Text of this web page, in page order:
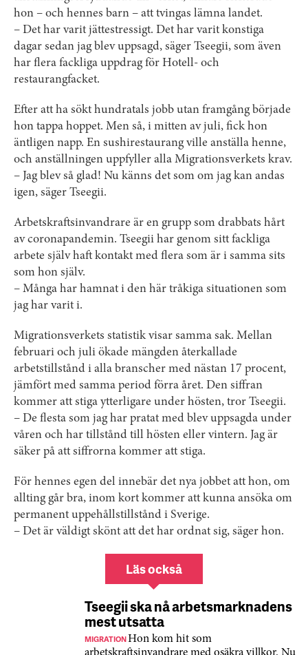
hon – och hennes barn – att tvingas lämna landet.
– Det har varit jättestressigt. Det har varit konstiga
dagar sedan jag blev uppsagd, säger Tseegii, som även
har flera fackliga uppdrag för Hotell- och
restaurangfacket.
Efter att ha sökt hundratals jobb utan framgång började
hon tappa hoppet. Men så, i mitten av juli, fick hon
äntligen napp. En sushirestaurang ville anställa henne,
och anställningen uppfyller alla Migrationsverkets krav.
– Jag blev så glad! Nu känns det som om jag kan andas
igen, säger Tseegii.
Arbetskraftsinvandrare är en grupp som drabbats hårt
av coronapandemin. Tseegii har genom sitt fackliga
arbete själv haft kontakt med flera som är i samma sits
som hon själv.
– Många har hamnat i den här tråkiga situationen som
jag har varit i.
Migrationsverkets statistik visar samma sak. Mellan
februari och juli ökade mängden återkallade
arbetstillstånd i alla branscher med nästan 17 procent,
jämfört med samma period förra året. Den siffran
kommer att stiga ytterligare under hösten, tror Tseegii.
– De flesta som jag har pratat med blev uppsagda under
våren och har tillstånd till hösten eller vintern. Jag är
säker på att siffrorna kommer att stiga.
För hennes egen del innebär det nya jobbet att hon, om
allting går bra, inom kort kommer att kunna ansöka om
permanent uppehållstillstånd i Sverige.
– Det är väldigt skönt att det har ordnat sig, säger hon.
Läs också
Tseegii ska nå arbetsmarknadens
mest utsatta
MIGRATIONHon kom hit som